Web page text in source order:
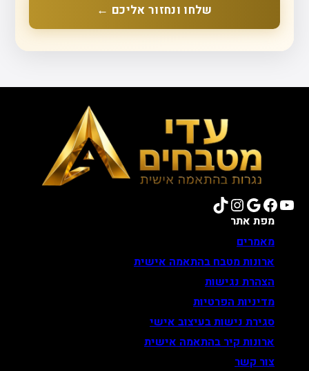
שלחו ונחזור אליכם ←
YouTube
Facebook
Google
Instagram
TikTok
מפת אתר
מאמרים
ארונות מטבח בהתאמה אישית
הצהרת נגישות
מדיניות הפרטיות
סגירת נישות בעיצוב אישי
ארונות קיר בהתאמה אישית
צור קשר